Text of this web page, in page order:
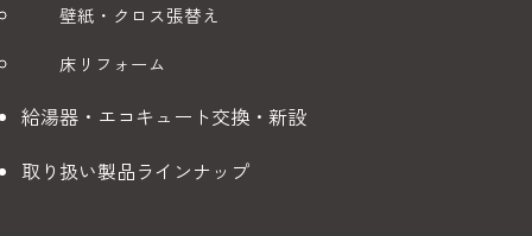
壁紙・クロス張替え
床リフォーム
給湯器・エコキュート交換・新設
取り扱い製品ラインナップ